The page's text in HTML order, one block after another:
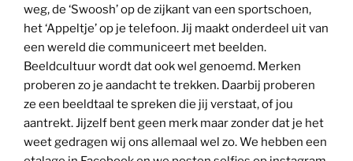
weg, de ‘Swoosh’ op de zijkant van een sportschoen,
het ‘Appeltje’ op je telefoon. Jij maakt onderdeel uit van
een wereld die communiceert met beelden.
Beeldcultuur wordt dat ook wel genoemd. Merken
proberen zo je aandacht te trekken. Daarbij proberen
ze een beeldtaal te spreken die jij verstaat, of jou
aantrekt. Jijzelf bent geen merk maar zonder dat je het
weet gedragen wij ons allemaal wel zo. We hebben een